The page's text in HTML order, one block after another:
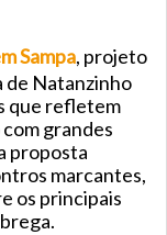
Sampa, projeto
de Natanzinho
que refletem
grandes
proposta
marcantes,
os principais